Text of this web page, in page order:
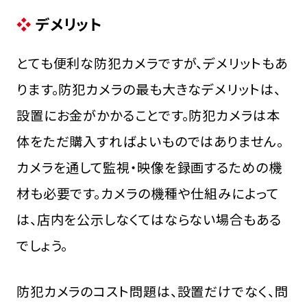
デメリット
とても便利な防犯カメラですが、デメリットもあ
ります。防犯カメラの最も大きなデメリットは、
設置にお金がかかることです。防犯カメラは本
体をただ購入すればよいものではありません。
カメラを通して監視・映像を録画するための機
材も必要です。カメラの機種や仕組みによって
は、店内を公示しなくてはならない場合もある
でしょう。
防犯カメラのコスト問題は、設置だけでなく、問